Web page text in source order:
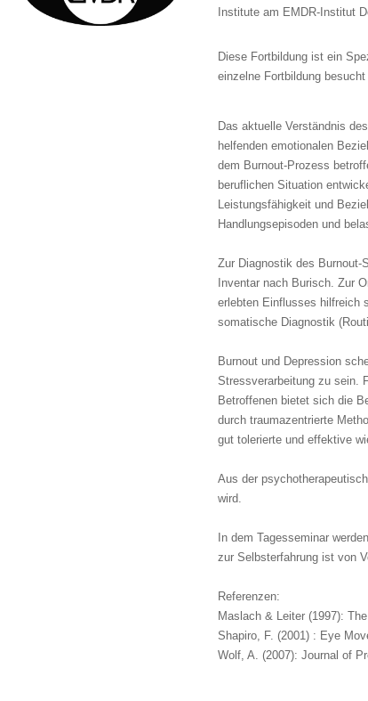
Institute am EMDR-Institut
Diese Fortbildung ist ein
einzelne Fortbildung besucht
Das aktuelle Verständnis
helfenden emotionalen
dem Burnout-Prozess
beruflichen Situation
Leistungsfähigkeit und
Handlungsepisoden und
Zur Diagnostik des Burnout-
Inventar nach Burisch. Zur
erlebten Einflusses hilfreich
somatische Diagnostik
Burnout und Depression
Stressverarbeitung zu sein.
Betroffenen bietet sich die
durch traumazentrierte
gut tolerierte und effektive
Aus der
wird.
In dem Tagesseminar
zur Selbsterfahrung ist von
Referenzen:
Maslach & Leiter (1997):
Shapiro, F. (2001) : Eye
Wolf, A. (2007): Journal of